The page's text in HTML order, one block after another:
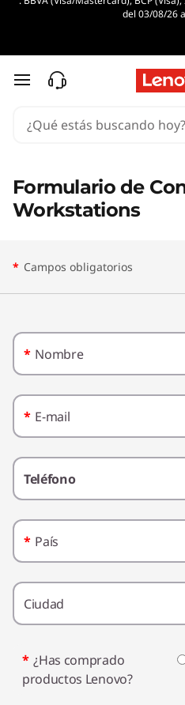
del 03/08/26
Ir al contenido principal
Formulario de
Workstations
* Campos obligatorios
* Nombre
* E-mail
Teléfono
* País
Ciudad
* ¿Has comprado
productos Lenovo?